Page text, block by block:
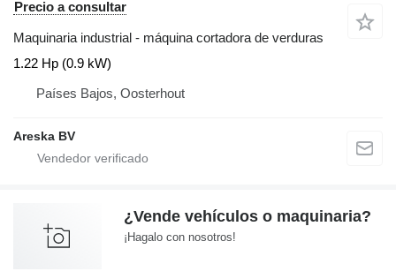
Precio a consultar
Maquinaria industrial - máquina cortadora de verduras
1.22 Hp (0.9 kW)
Países Bajos, Oosterhout
Areska BV
¿Vende vehículos o maquinaria?
¡Hagalo con nosotros!